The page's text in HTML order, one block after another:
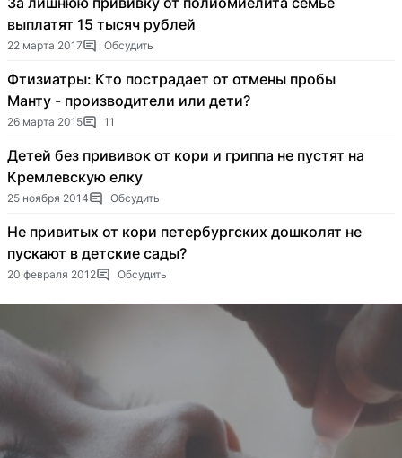
выплатят 15 тысяч рублей
22 марта 2017 Обсудить
Фтизиатры: Кто пострадает от отмены пробы
Манту - производители или дети?
26 марта 2015 11
Детей без прививок от кори и гриппа не пустят на
Кремлевскую елку
25 ноября 2014 Обсудить
Не привитых от кори петербургских дошколят не
пускают в детские сады?
20 февраля 2012 Обсудить